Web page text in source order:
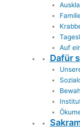
Auf
Dafür